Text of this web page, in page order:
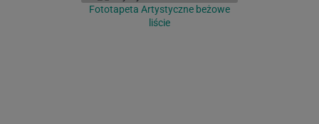
Fototapeta Artystyczne beżowe
liście